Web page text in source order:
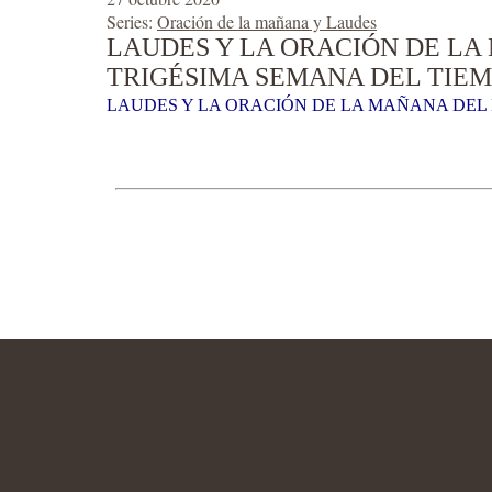
Series: Oración de la mañana y Laudes
LAUDES Y LA ORACIÓN DE LA
TRIGÉSIMA SEMANA DEL
LAUDES Y LA ORACIÓN DE LA MAÑANA DEL